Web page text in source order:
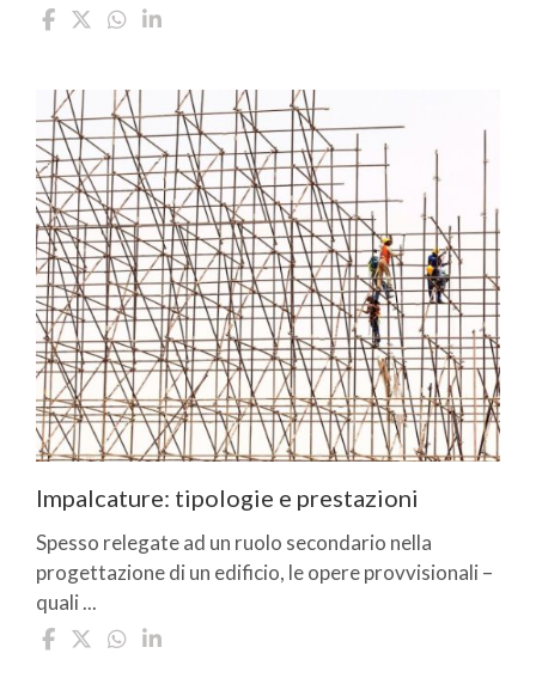
Impalcature: tipologie e prestazioni
Spesso relegate ad un ruolo secondario nella
progettazione di un edificio, le opere provvisionali –
quali ...